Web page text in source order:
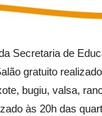
Secretaria de
gratuito
bugiu, valsa,
às 20h das